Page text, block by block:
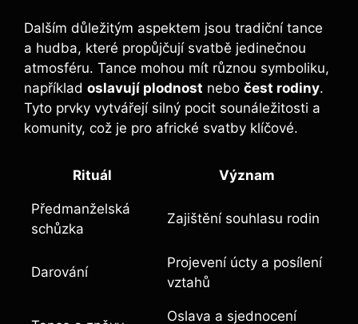
Dalším důležitým aspektem jsou tradiční tance
a hudba, které propůjčují svatbě jedinečnou
atmosféru. Tance mohou mít různou symboliku,
například oslavují plodnost nebo čest rodiny.
Tyto prvky vytvářejí silný pocit sounáležitosti a
komunity, což je pro africké svatby klíčové.
Rituál Význam
Předmanželská
schůzka
Zajištění souhlasu rodin
Darování
Projevení úcty a posílení
vztahů
Oslava a sjednocení